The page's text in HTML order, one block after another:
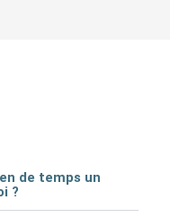
de temps un
?